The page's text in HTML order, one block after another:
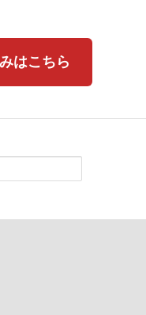
はこちら